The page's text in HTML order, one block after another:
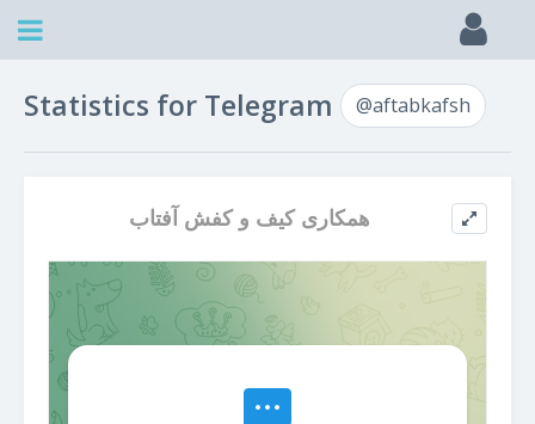
Statistics for Telegram @aftabkafsh
همکاری کیف و کفش آفتاب